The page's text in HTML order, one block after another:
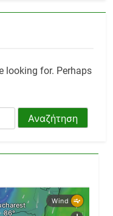
looking for. Perhaps